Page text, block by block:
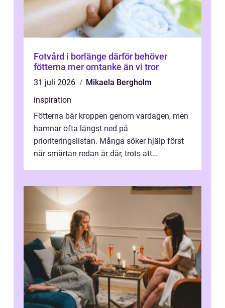
Fotvård i borlänge därför behöver
fötterna mer omtanke än vi tror
31 juli 2026
Mikaela Bergholm
inspiration
Fötterna bär kroppen genom vardagen, men
hamnar ofta längst ned på
prioriteringslistan. Många söker hjälp först
när smärtan redan är där, trots att